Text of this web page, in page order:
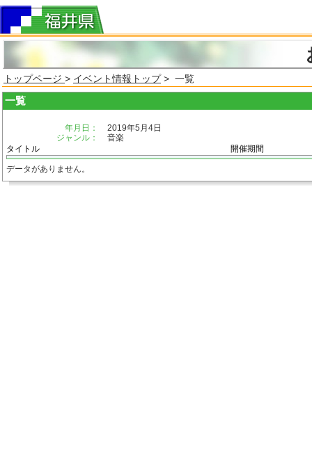
トップページ > イベント情報トップ> 一覧
一覧
年月日：
2019年5月4日
ジャンル：
音楽
タイトル
開催期間
データがありません。